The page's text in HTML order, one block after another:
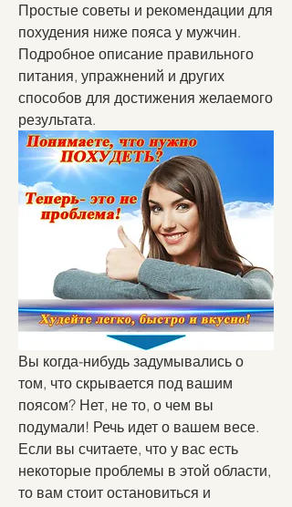
Простые советы и рекомендации для
похудения ниже пояса у мужчин.
Подробное описание правильного
питания, упражнений и других
способов для достижения желаемого
результата.
Вы когда-нибудь задумывались о
том, что скрывается под вашим
поясом? Нет, не то, о чем вы
подумали! Речь идет о вашем весе.
Если вы считаете, что у вас есть
некоторые проблемы в этой области,
то вам стоит остановиться и